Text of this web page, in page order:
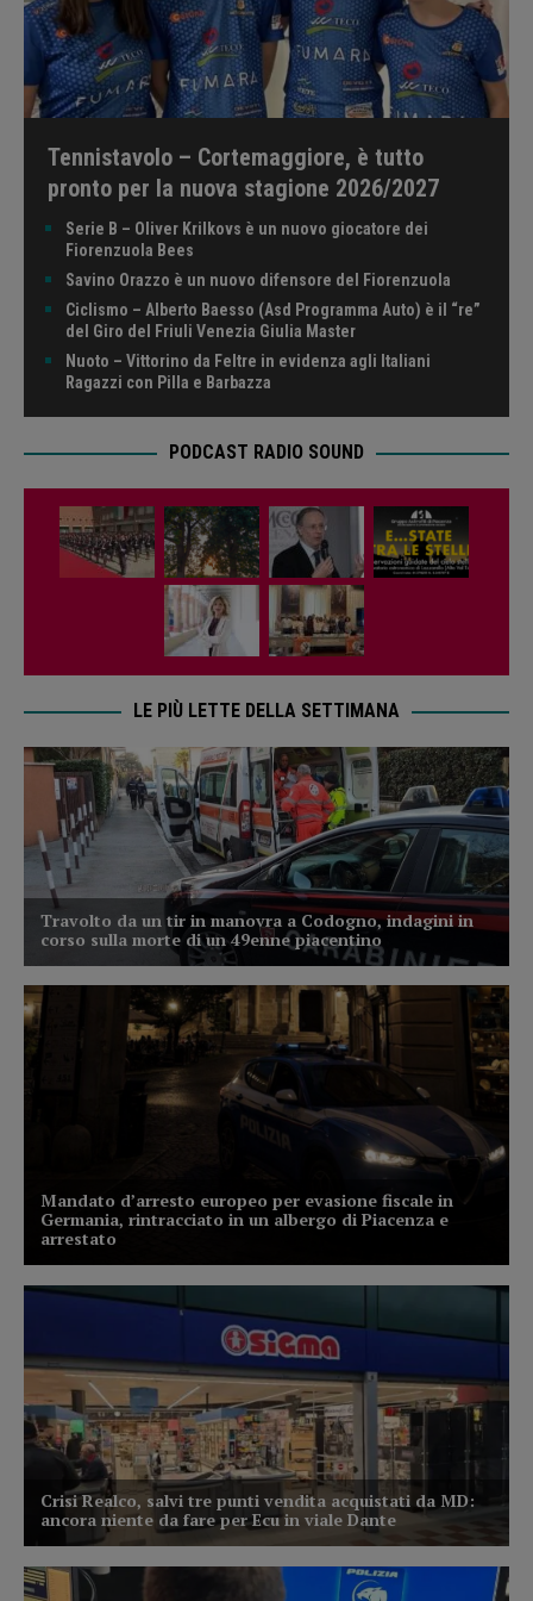
Tennistavolo – Cortemaggiore, è tutto
pronto per la nuova stagione 2026/2027
Serie B – Oliver Krilkovs è un nuovo giocatore dei
Fiorenzuola Bees
Savino Orazzo è un nuovo difensore del Fiorenzuola
Ciclismo – Alberto Baesso (Asd Programma Auto) è il “re”
del Giro del Friuli Venezia Giulia Master
Nuoto – Vittorino da Feltre in evidenza agli Italiani
Ragazzi con Pilla e Barbazza
PODCAST RADIO SOUND
LE PIÙ LETTE DELLA SETTIMANA